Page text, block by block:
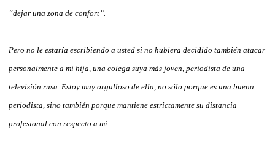
“dejar una zona de confort”.
Pero no le estaría escribiendo a usted si no hubiera decidido también atacar
personalmente a mi hija, una colega suya más joven, periodista de una
televisión rusa. Estoy muy orgulloso de ella, no sólo porque es una buena
periodista, sino también porque mantiene estrictamente su distancia
profesional con respecto a mí.